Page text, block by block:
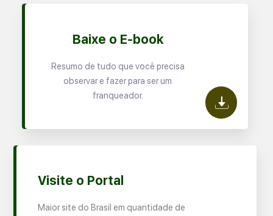
Baixe o E-book
Resumo de tudo que você precisa
observar e fazer para ser um
franqueador.
Visite o Portal
Maior site do Brasil em quantidade de